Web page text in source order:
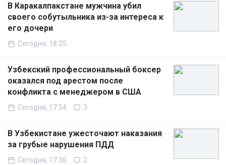
В Каракалпакстане мужчина убил
своего собутыльника из-за интереса к
его дочери
Сегодня, 18:25
Узбекский профессиональный боксер
оказался под арестом после
конфликта с менеджером в США
Сегодня, 17:54 3
В Узбекистане ужесточают наказания
за грубые нарушения ПДД
Сегодня, 17:36 2